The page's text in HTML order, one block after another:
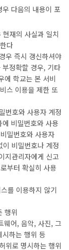
다음의 내용이 포
재의 사실과 일치
다
우 즉시 갱신하셔야
정확할 경우, 기타
에 학교는 본 서비
스 이용을 제한 또
번호와 사용자 계정
비밀번호와 사용
밀번호와 사용자
비밀번호나 계정
지관리자에게 신고
부터 확실히 사용
를 이용하지 않기
행위
웨어, 음악, 사진, 그
하는 행위 등
위로 명시하는 행위